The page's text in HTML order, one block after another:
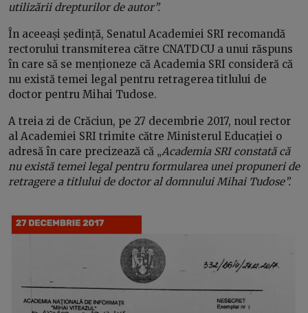
utilizării drepturilor de autor”.
În aceeași ședință, Senatul Academiei SRI recomandă
rectorului transmiterea către CNATDCU a unui răspuns
în care să se menționeze că Academia SRI consideră că
nu există temei legal pentru retragerea titlului de
doctor pentru Mihai Tudose.
A treia zi de Crăciun, pe 27 decembrie 2017, noul rector
al Academiei SRI trimite către Ministerul Educației o
adresă în care precizează că „Academia SRI constată că
nu există temei legal pentru formularea unei propuneri de
retragere a titlului de doctor al domnului Mihai Tudose”.